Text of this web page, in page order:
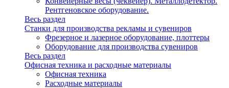
Рентгеновское оборудование.
Весь раздел
Станки для производства рекламы и сувениров
Фрезерное и лазерное оборудование, плоттеры
Оборудование для производства сувениров
Весь раздел
Офисная техника и расходные материалы
Офисная техника
Расходные материалы